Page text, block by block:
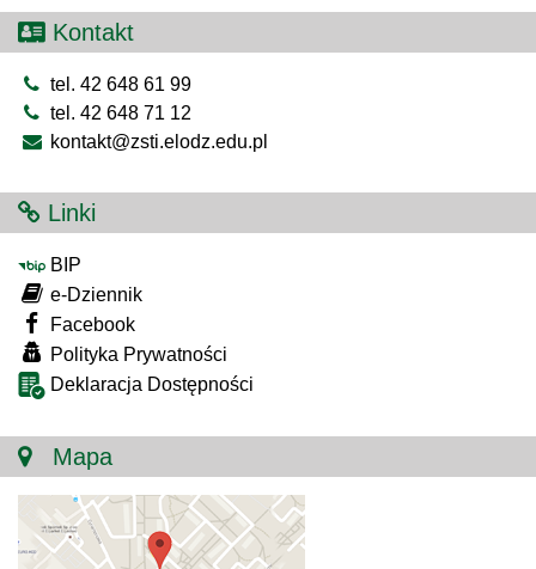
Kontakt
tel. 42 648 61 99
tel. 42 648 71 12
kontakt@zsti.elodz.edu.pl
Linki
BIP
e-Dziennik
Facebook
Polityka Prywatności
Deklaracja Dostępności
Mapa